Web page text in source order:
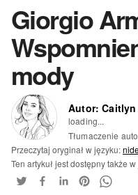
Giorgio
mody
Autor: Caitlyn
loading...
Tłumaczenie
Przeczytaj oryginał w języku:
Ten artykuł jest dostępny także